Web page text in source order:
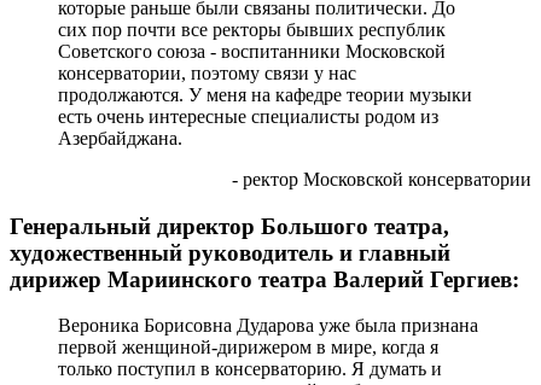
которые раньше были связаны политически. До
сих пор почти все ректоры бывших республик
Советского союза - воспитанники Московской
консерватории, поэтому связи у нас
продолжаются. У меня на кафедре теории музыки
есть очень интересные специалисты родом из
Азербайджана.
- ректор Московской консерватории
Генеральный директор Большого театра,
художественный руководитель и главный
дирижер Мариинского театра Валерий Гергиев:
Вероника Борисовна Дударова уже была признана
первой женщиной-дирижером в мире, когда я
только поступил в консерваторию. Я думать и